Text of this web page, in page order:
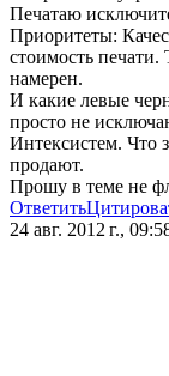
Печатаю
Приоритеты:
стоимость печати.
намерен.
И какие левые
просто не
Интексистем. Что
продают.
Прошу в теме не
Ответить
24 авг. 2012 г.,